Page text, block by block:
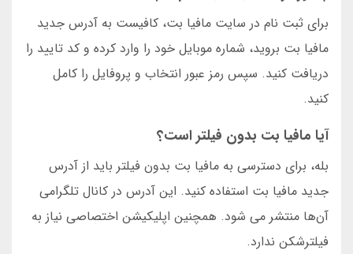
برای ثبت نام در سایت مافیا بت، کافیست به آدرس جدید
مافیا بت بروید، شماره موبایل خود را وارد کرده و کد تایید را
دریافت کنید. سپس رمز عبور انتخاب و پروفایل را کامل
کنید.
آیا مافیا بت بدون فیلتر است؟
بله، برای دسترسی به مافیا بت بدون فیلتر باید از آدرس
جدید مافیا بت استفاده کنید. این آدرس در کانال تلگرامی
آن‌ها منتشر می شود. همچنین اپلیکیشن اختصاصی نیاز به
فیلترشکن ندارد.